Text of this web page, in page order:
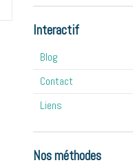
Interactif
Blog
Contact
Liens
Nos méthodes